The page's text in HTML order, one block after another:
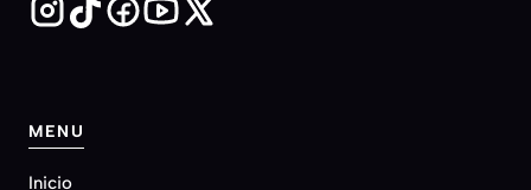
MENU
Inicio